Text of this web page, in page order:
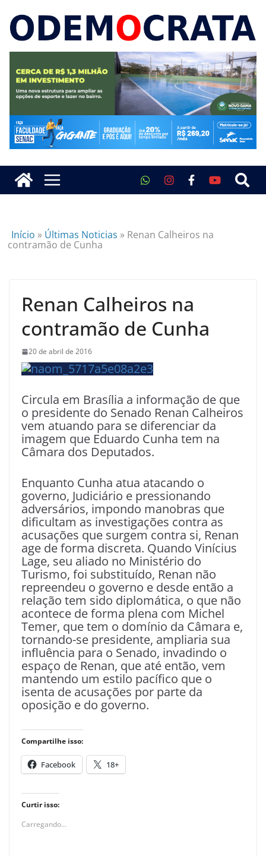
Início » Últimas Noticias » Renan Calheiros na
contramão de Cunha
Renan Calheiros na
contramão de Cunha
20 de abril de 2016
Circula em Brasília a informação de que
o presidente do Senado Renan Calheiros
vem atuando para se diferenciar da
imagem que Eduardo Cunha tem na
Câmara dos Deputados.
Enquanto Cunha atua atacando o
governo, Judiciário e pressionando
adversários, impondo manobras que
dificultam as investigações contra as
acusações que surgem contra si, Renan
age de forma discreta. Quando Vinícius
Lage, seu aliado no Ministério do
Turismo, foi substituído, Renan não
repreendeu o governo e desde então a
relação tem sido diplomática, o que não
acontece de forma plena com Michel
Temer, que tem o domínio da Câmara e,
tornando-se presidente, ampliaria sua
influência para o Senado, invadindo o
espaço de Renan, que até então, vem
mantendo um estilo pacífico que o
isenta de acusações por parte da
oposição e do governo.
Compartilhe isso:
Facebook 18+
Curtir isso:
Carregando...